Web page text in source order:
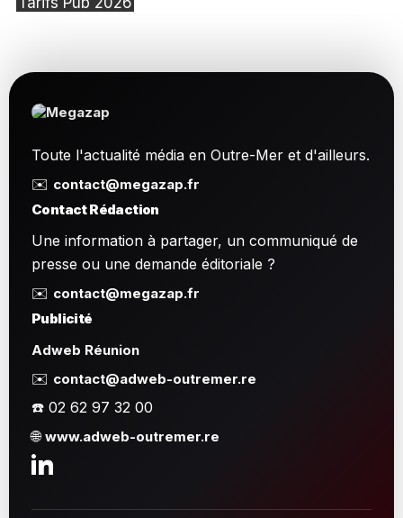
Toute l'actualité média en Outre-Mer et d'ailleurs.
✉️ contact@megazap.fr
Contact Rédaction
Une information à partager, un communiqué de
presse ou une demande éditoriale ?
✉️ contact@megazap.fr
Publicité
Adweb Réunion
✉️ contact@adweb-outremer.re
☎️ 02 62 97 32 00
🌐www.adweb-outremer.re